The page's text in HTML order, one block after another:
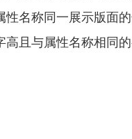
性名称 同一展示版面
高且与属性名称相同